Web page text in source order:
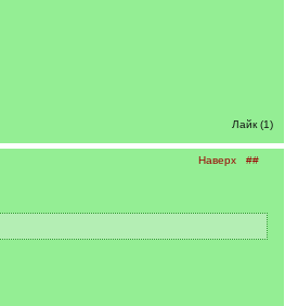
Лайк (1)
Наверх ##